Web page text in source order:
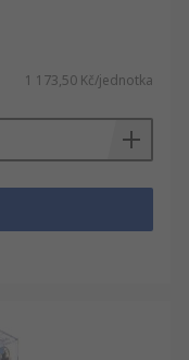
1 173,50 Kč/jednotka